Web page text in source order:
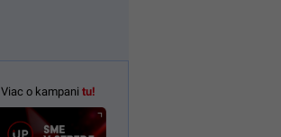
Viac o kampani tu!